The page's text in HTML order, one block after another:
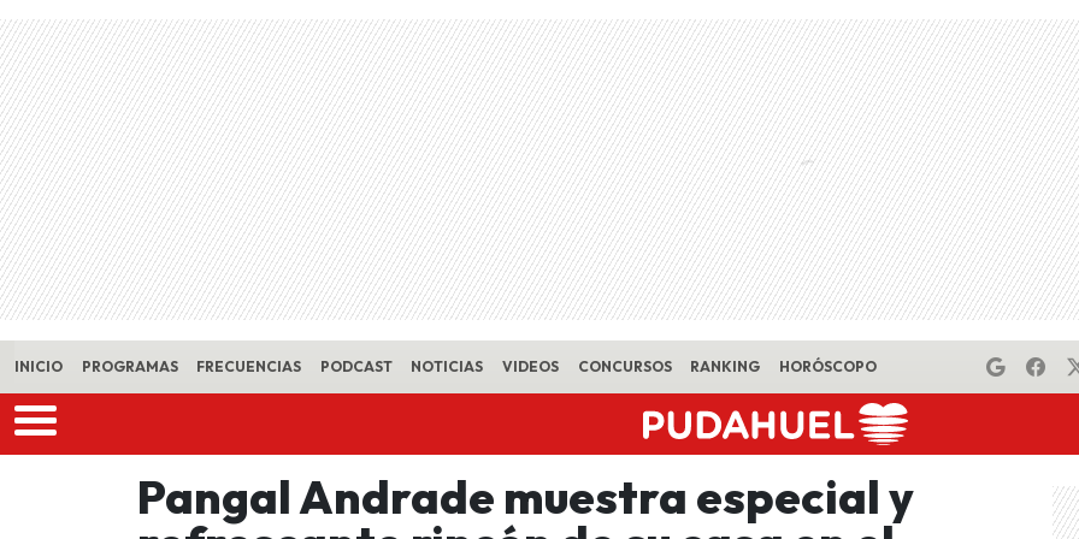
Skip to main content
INICIO PROGRAMAS FRECUENCIAS PODCAST NOTICIAS VIDEOS CONCURSOS RANKING HORÓSCOPO
Pangal Andrade muestra especial y